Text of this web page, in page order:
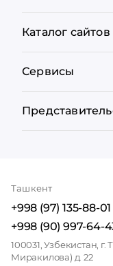
Каталог сайтов
Сервисы
Ташкент
+998 (97) 135-88-01
+998 (90) 997-64-
100031, Узбекистан,
Миракилова) д. 22